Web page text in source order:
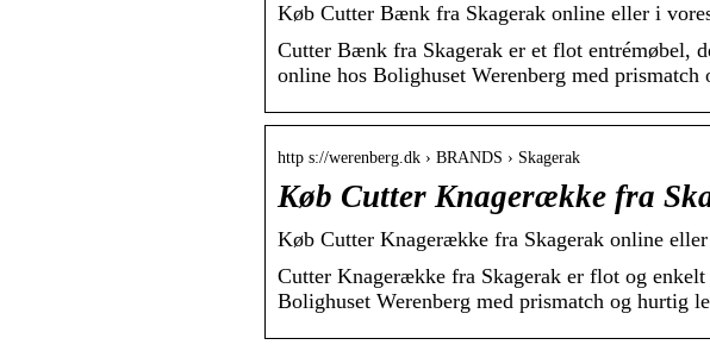
Køb Cutter Bænk fra Skagerak online eller i
Cutter Bænk fra Skagerak er et flot entrémøbel,
online hos Bolighuset Werenberg med
http s://werenberg.dk › BRANDS › Skagerak
Køb Cutter Knagerække fra
Køb Cutter Knagerække fra Skagerak online
Cutter Knagerække fra Skagerak er flot og
Bolighuset Werenberg med prismatch og hurtig